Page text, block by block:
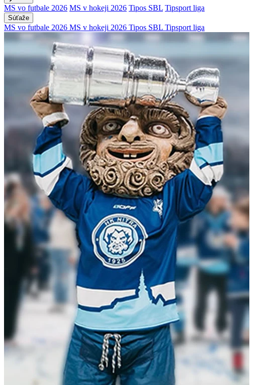
MS vo futbale 2026 MS v hokeji 2026 Tipos SBL Tipsport liga
Súťaže
MS vo futbale 2026 MS v hokeji 2026 Tipos SBL Tipsport liga